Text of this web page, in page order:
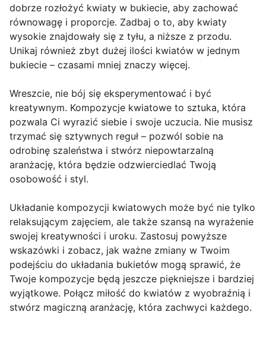
dobrze rozłożyć kwiaty w bukiecie, aby zachować
równowagę i proporcje. Zadbaj o to, aby kwiaty
wysokie znajdowały się z tyłu, a niższe z przodu.
Unikaj również zbyt dużej ilości kwiatów w jednym
bukiecie – czasami mniej znaczy więcej.
Wreszcie, nie bój się eksperymentować i być
kreatywnym. Kompozycje kwiatowe to sztuka, która
pozwala Ci wyrazić siebie i swoje uczucia. Nie musisz
trzymać się sztywnych reguł – pozwól sobie na
odrobinę szaleństwa i stwórz niepowtarzalną
aranżację, która będzie odzwierciedlać Twoją
osobowość i styl.
Układanie kompozycji kwiatowych może być nie tylko
relaksującym zajęciem, ale także szansą na wyrażenie
swojej kreatywności i uroku. Zastosuj powyższe
wskazówki i zobacz, jak ważne zmiany w Twoim
podejściu do układania bukietów mogą sprawić, że
Twoje kompozycje będą jeszcze piękniejsze i bardziej
wyjątkowe. Połącz miłość do kwiatów z wyobraźnią i
stwórz magiczną aranżację, która zachwyci każdego.